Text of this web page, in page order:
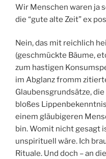
Wir Menschen waren ja
die “gute alte Zeit” ex
Nein, das mit reichlich
(geschmückte Bäume,
zum hastigen
im Abglanz fromm
Glaubensgrundsätze,
bloßes
einem gläubigeren
bin. Womit nicht gesagt
unspirituell wäre. Ich
Rituale. Und doch – an